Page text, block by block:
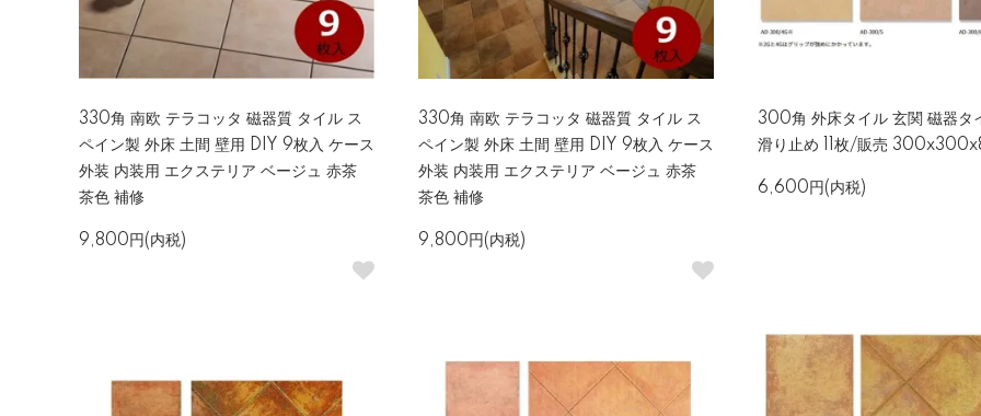
330角 南欧 テラコッタ 磁器質 タイル ス
ペイン製 外床 土間 壁用 DIY 9枚入 ケース
外装 内装用 エクステリア ベージュ 赤茶
茶色 補修
9,800円(内税)
330角 南欧 テラコッタ 磁器質 タイル ス
ペイン製 外床 土間 壁用 DIY 9枚入 ケース
外装 内装用 エクステリア ベージュ 赤茶
茶色 補修
9,800円(内税)
300角 外床タイル 玄関 磁器タ
滑り止め 11枚/販売
6,600円(内税)